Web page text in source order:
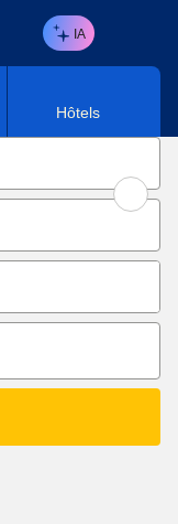
IA
Hôtels